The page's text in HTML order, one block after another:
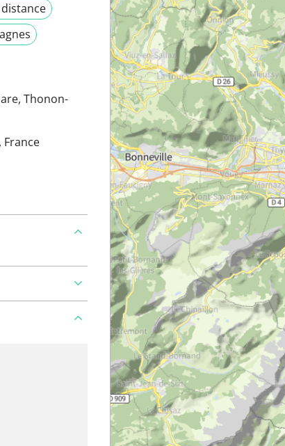
Thonon-
France